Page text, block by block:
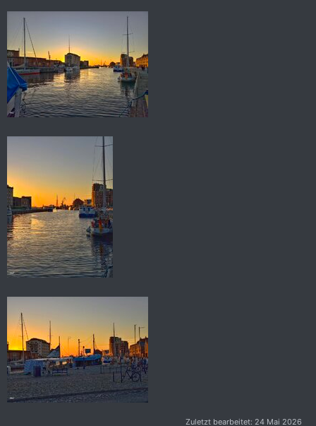
Zuletzt bearbeitet: 24 Mai 2026